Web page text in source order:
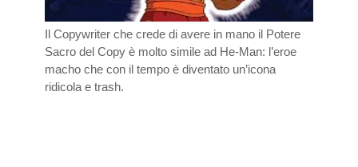
Il Copywriter che crede di avere in mano il Potere
Sacro del Copy è molto simile ad He-Man: l’eroe
macho che con il tempo è diventato un’icona
ridicola e trash.